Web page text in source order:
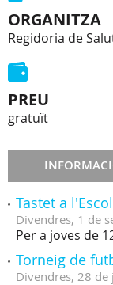
ORGANITZA
Regidoria de
PREU
gratuït
Tastet a
Divendres, 1 de
Per a joves de
Torneig de
Divendres, 28 de